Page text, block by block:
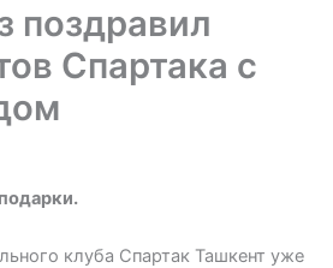
поздравил
Спартака с
клуба Спартак Ташкент уже